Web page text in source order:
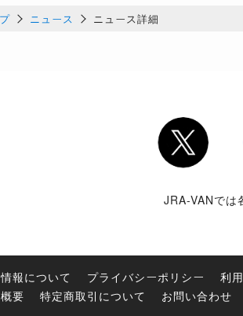
ニュース ニュース詳細
Twitter
JRA-VANでは
報について プライバシーポリシー 利
要
特定商取引について お問い合わせ